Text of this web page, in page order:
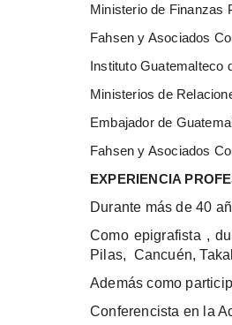
Ministerio de Finanzas
Fahsen y Asociados
Instituto Guatemalteco
Ministerios de
Embajador de
Fahsen y Asociados
EXPERIENCIA
Durante más de 40
Como epigrafista ,
Pilas, Cancuén,
Además como
Conferencista en la